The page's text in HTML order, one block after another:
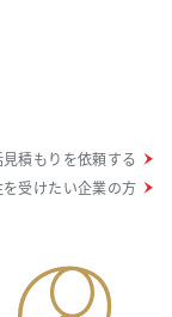
見積もりを依頼する
を受けたい企業の方